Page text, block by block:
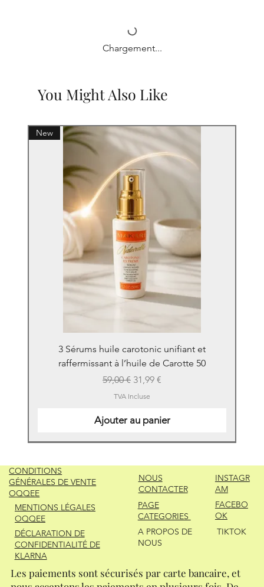
Chargement...
You Might Also Like
New
3 Sérums huile carotonic unifiant et
raffermissant à l’huile de Carotte 50
Prix original
59,00 € Prix promotionnel
31,99 €
TVA Incluse
Ajouter au panier
Les paiements sont sécurisés par carte bancaire, et
INSTAGR
AM
FACEBO
OK
TIKTOK
NOUS
CONTACTER
PAGE
CATEGORIES
A PROPOS DE
NOUS
CONDITIONS
GÉNÉRALES DE VENTE
OQQEE
MENTIONS LÉGALES
OQQEE
DÉCLARATION DE
CONFIDENTIALITÉ DE
KLARNA